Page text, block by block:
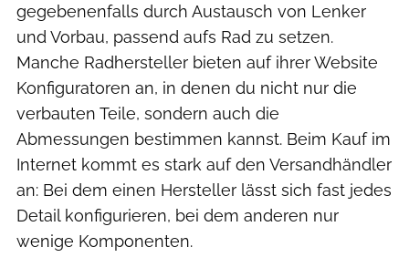
gegebenenfalls durch Austausch von Lenker
und Vorbau, passend aufs Rad zu setzen.
Manche Radhersteller bieten auf ihrer Website
Konfiguratoren an, in denen du nicht nur die
verbauten Teile, sondern auch die
Abmessungen bestimmen kannst. Beim Kauf im
Internet kommt es stark auf den Versandhändler
an: Bei dem einen Hersteller lässt sich fast jedes
Detail konfigurieren, bei dem anderen nur
wenige Komponenten.